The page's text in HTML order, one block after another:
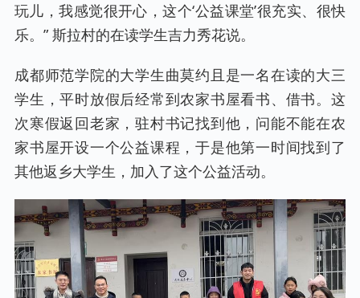
玩儿，我感觉很开心，这个‘公益课堂’很充实、很快
乐。” 斯拉村的在读学生吉力秀花说。
成都师范学院的大学生曲莫约且是一名在读的大三
学生，平时放假后经常到农家书屋看书、借书。这
次寒假返回老家，驻村书记找到他，问能不能在农
家书屋开设一个公益课程，于是他第一时间找到了
其他返乡大学生，加入了这个公益活动。